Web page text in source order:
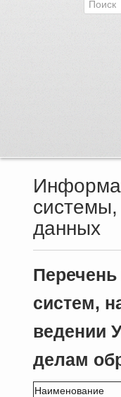
Об Управлении
Муниципальная
Закупки для
Использование
данных
систем,
ведении
делам
Наименование